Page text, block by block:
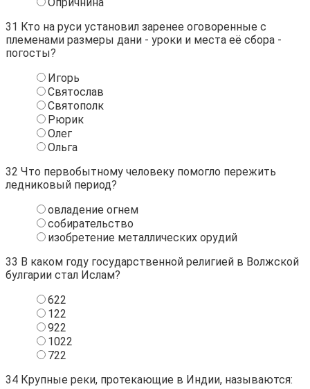
31 Кто на руси установил заренее оговоренные с
племенами размеры дани - уроки и места её сбора -
погосты?
Игорь
Святослав
Святополк
Рюрик
Олег
Ольга
32 Что первобытному человеку помогло пережить
ледниковый период?
овладение огнем
собирательство
изобретение металлических орудий
33 В каком году государственной религией в Волжской
булгарии стал Ислам?
622
122
922
1022
722
34 Крупные реки, протекающие в Индии, называются: